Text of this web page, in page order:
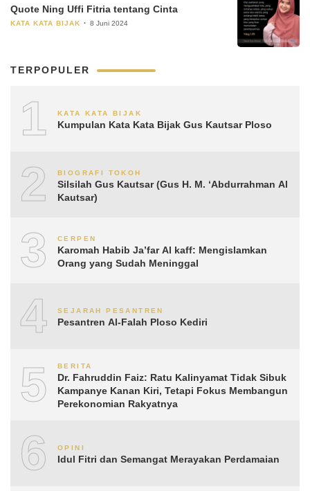
Quote Ning Uffi Fitria tentang Cinta
KATA KATA BIJAK 8 Juni 2024
TERPOPULER
1 KATA KATA BIJAK
Kumpulan Kata Kata Bijak Gus Kautsar Ploso
2 BIOGRAFI TOKOH
Silsilah Gus Kautsar (Gus H. M. ‘Abdurrahman Al
Kautsar)
3 CERPEN
Karomah Habib Ja’far Al kaff: Mengislamkan
Orang yang Sudah Meninggal
4 SEJARAH PESANTREN
Pesantren Al-Falah Ploso Kediri
5 BERITA
Dr. Fahruddin Faiz: Ratu Kalinyamat Tidak Sibuk
Kampanye Kanan Kiri, Tetapi Fokus Membangun
Perekonomian Rakyatnya
6 OPINI
Idul Fitri dan Semangat Merayakan Perdamaian